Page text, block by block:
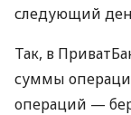
следующий
Так, в
суммы
операций —